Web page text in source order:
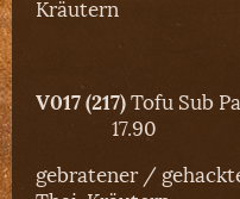
Kräutern
V017 (217)Tofu
17.90
gebratener /